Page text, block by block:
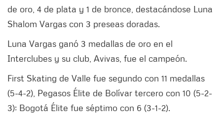
de oro, 4 de plata y 1 de bronce, destacándose Luna
Shalom Vargas con 3 preseas doradas.
Luna Vargas ganó 3 medallas de oro en el
Interclubes y su club, Avivas, fue el campeón.
First Skating de Valle fue segundo con 11 medallas
(5-4-2), Pegasos Élite de Bolívar tercero con 10 (5-2-
3); Bogotá Élite fue séptimo con 6 (3-1-2).